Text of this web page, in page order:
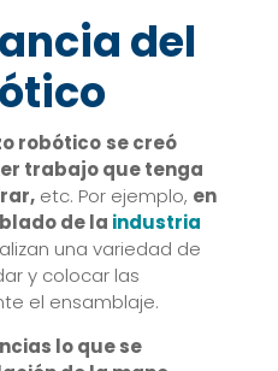
del
robótico se creó
trabajo que tenga
etc. Por ejemplo, en
de la industria
una variedad de
y colocar las
el ensamblaje.
lo que se